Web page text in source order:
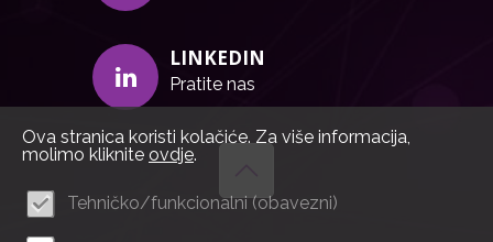
LINKEDIN
Pratite nas
Ova stranica koristi kolačiće. Za više informacija,
molimo kliknite ovdje.
Tehničko/funkcionalni (obavezni)